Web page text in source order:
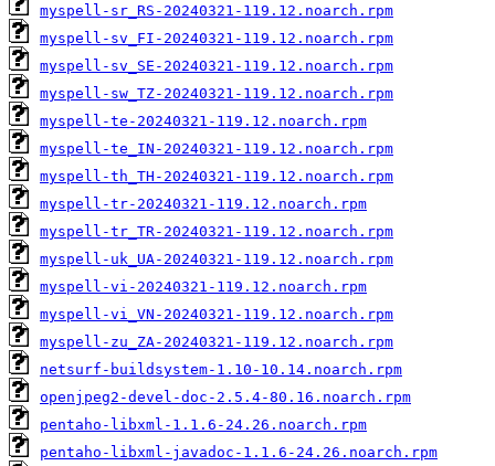
myspell-sr_RS-20240321-119.12.noarch.rpm
myspell-sv_FI-20240321-119.12.noarch.rpm
myspell-sv_SE-20240321-119.12.noarch.rpm
myspell-sw_TZ-20240321-119.12.noarch.rpm
myspell-te-20240321-119.12.noarch.rpm
myspell-te_IN-20240321-119.12.noarch.rpm
myspell-th_TH-20240321-119.12.noarch.rpm
myspell-tr-20240321-119.12.noarch.rpm
myspell-tr_TR-20240321-119.12.noarch.rpm
myspell-uk_UA-20240321-119.12.noarch.rpm
myspell-vi-20240321-119.12.noarch.rpm
myspell-vi_VN-20240321-119.12.noarch.rpm
myspell-zu_ZA-20240321-119.12.noarch.rpm
netsurf-buildsystem-1.10-10.14.noarch.rpm
openjpeg2-devel-doc-2.5.4-80.16.noarch.rpm
pentaho-libxml-1.1.6-24.26.noarch.rpm
pentaho-libxml-javadoc-1.1.6-24.26.noarch.rpm